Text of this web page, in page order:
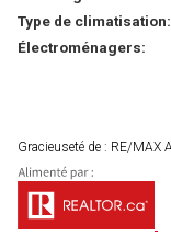
Type de climatisation:
Électroménagers:
Gracieuseté de : RE/MAX